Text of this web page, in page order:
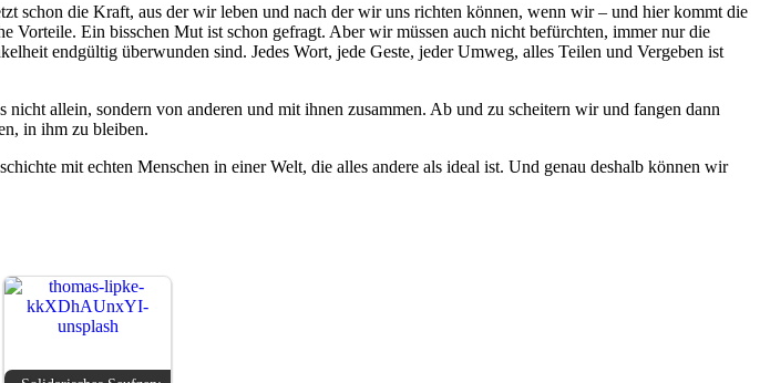
schon die Kraft, aus der wir leben und nach der wir uns richten können, wenn wir – und hier kommt die
Vorteile. Ein bisschen Mut ist schon gefragt. Aber wir müssen auch nicht befürchten, immer nur die
endgültig überwunden sind. Jedes Wort, jede Geste, jeder Umweg, alles Teilen und Vergeben ist
allein, sondern von anderen und mit ihnen zusammen. Ab und zu scheitern wir und fangen dann
in ihm zu bleiben.
mit echten Menschen in einer Welt, die alles andere als ideal ist. Und genau deshalb können wir